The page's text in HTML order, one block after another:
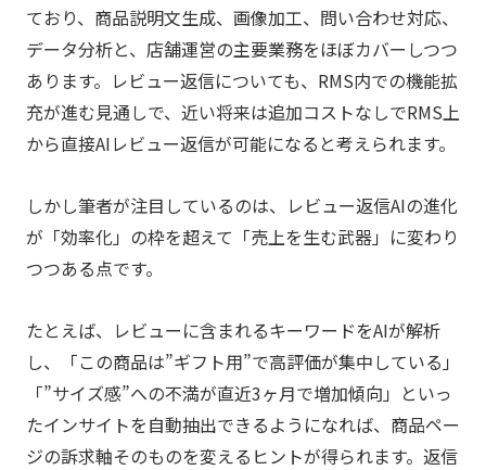
ており、商品説明文生成、画像加工、問い合わせ対応、
データ分析と、店舗運営の主要業務をほぼカバーしつつ
あります。レビュー返信についても、RMS内での機能拡
充が進む見通しで、近い将来は追加コストなしでRMS上
から直接AIレビュー返信が可能になると考えられます。
しかし筆者が注目しているのは、レビュー返信AIの進化
が「効率化」の枠を超えて「売上を生む武器」に変わり
つつある点です。
たとえば、レビューに含まれるキーワードをAIが解析
し、「この商品は”ギフト用”で高評価が集中している」
「”サイズ感”への不満が直近3ヶ月で増加傾向」といっ
たインサイトを自動抽出できるようになれば、商品ペー
ジの訴求軸そのものを変えるヒントが得られます。返信